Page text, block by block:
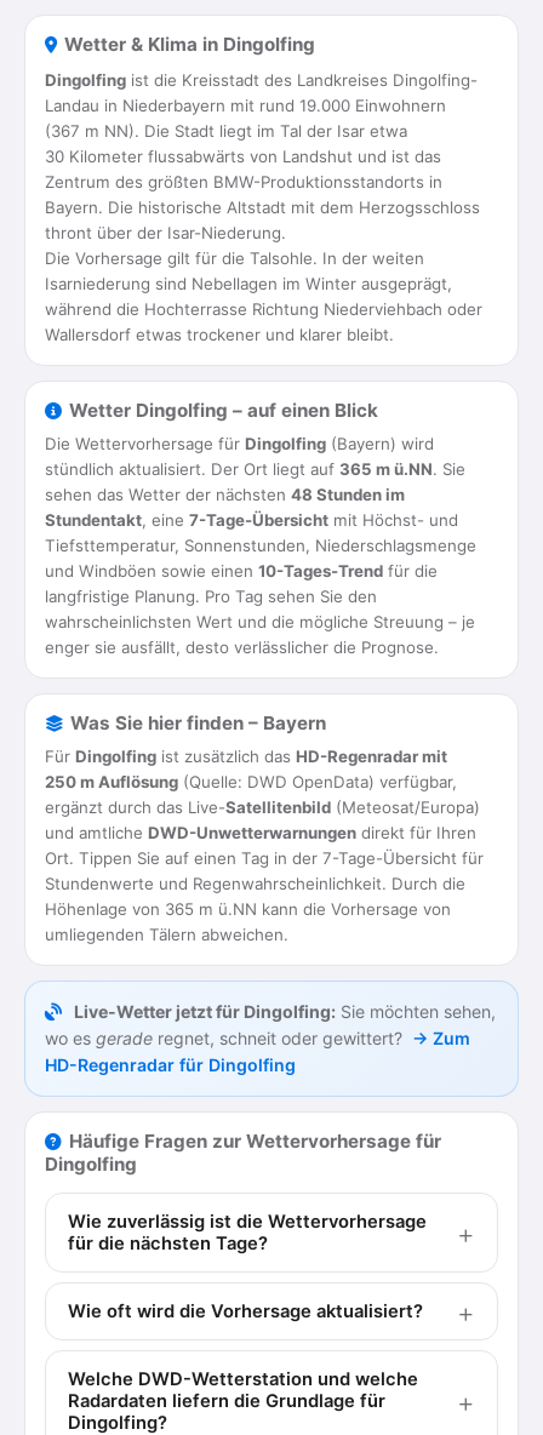
Wetter & Klima in Dingolfing
Dingolfing ist die Kreisstadt des Landkreises Dingolfing-
Landau in Niederbayern mit rund 19.000 Einwohnern
(367 m NN). Die Stadt liegt im Tal der Isar etwa
30 Kilometer flussabwärts von Landshut und ist das
Zentrum des größten BMW-Produktionsstandorts in
Bayern. Die historische Altstadt mit dem Herzogsschloss
thront über der Isar-Niederung.
Die Vorhersage gilt für die Talsohle. In der weiten
Isarniederung sind Nebellagen im Winter ausgeprägt,
während die Hochterrasse Richtung Niederviehbach oder
Wallersdorf etwas trockener und klarer bleibt.
Wetter Dingolfing – auf einen Blick
Die Wettervorhersage für Dingolfing (Bayern) wird
stündlich aktualisiert. Der Ort liegt auf 365 m ü.NN. Sie
sehen das Wetter der nächsten 48 Stunden im
Stundentakt, eine 7-Tage-Übersicht mit Höchst- und
Tiefsttemperatur, Sonnenstunden, Niederschlagsmenge
und Windböen sowie einen 10-Tages-Trend für die
langfristige Planung. Pro Tag sehen Sie den
wahrscheinlichsten Wert und die mögliche Streuung – je
enger sie ausfällt, desto verlässlicher die Prognose.
Was Sie hier finden – Bayern
Für Dingolfing ist zusätzlich das HD-Regenradar mit
250 m Auflösung (Quelle: DWD OpenData) verfügbar,
ergänzt durch das Live-Satellitenbild (Meteosat/Europa)
und amtliche DWD-Unwetterwarnungen direkt für Ihren
Ort. Tippen Sie auf einen Tag in der 7-Tage-Übersicht für
Stundenwerte und Regenwahrscheinlichkeit. Durch die
Höhenlage von 365 m ü.NN kann die Vorhersage von
umliegenden Tälern abweichen.
Live-Wetter jetzt für Dingolfing: Sie möchten sehen,
wo es gerade regnet, schneit oder gewittert? → Zum
HD-Regenradar für Dingolfing
Häufige Fragen zur Wettervorhersage für
Dingolfing
Wie zuverlässig ist die Wettervorhersage
für die nächsten Tage?
Wie oft wird die Vorhersage aktualisiert?
Welche DWD-Wetterstation und welche
Radardaten liefern die Grundlage für
Dingolfing?